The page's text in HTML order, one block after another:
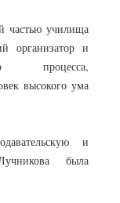
частью училища
организатор и
процесса,
высокого ума
и
была